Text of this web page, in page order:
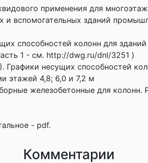
применения для
и вспомогательных зданий
способностей колонн для
1 - см. http://dwg.ru/dnl/3251 )
Графики несущих способностей
этажей 4,8; 6,0 и 7,2 м
железобетонные для колонн.
- pdf.
Комментарии